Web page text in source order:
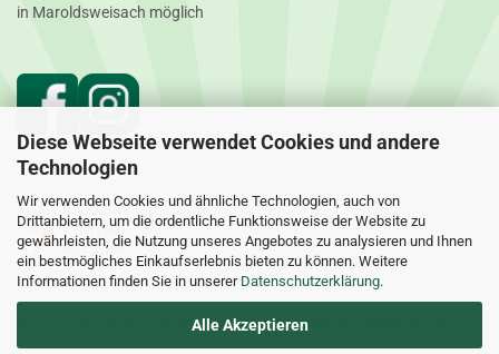
Diese Webseite verwendet Cookies und andere
Technologien
Wir verwenden Cookies und ähnliche Technologien, auch von
Drittanbietern, um die ordentliche Funktionsweise der Website zu
gewährleisten, die Nutzung unseres Angebotes zu analysieren und Ihnen
ein bestmögliches Einkaufserlebnis bieten zu können. Weitere
Informationen finden Sie in unserer Datenschutzerklärung.
Alle Akzeptieren
in Maroldsweisach möglich
Alle Preise inkl. MwSt. Änderungen und Irrtümer vorbehalten. Abbildungen ähnlich.